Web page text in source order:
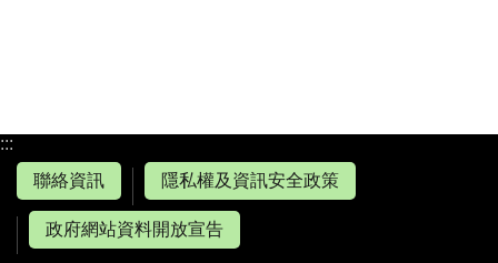
:::
聯絡資訊
隱私權及資訊安全政策
政府網站資料開放宣告